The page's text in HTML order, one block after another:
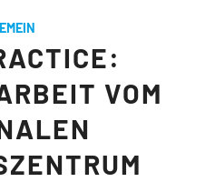
VOM